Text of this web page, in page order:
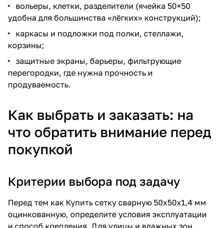
вольеры, клетки, разделители (ячейка 50×50
удобна для большинства «лёгких» конструкций);
каркасы и подложки под полки, стеллажи,
корзины;
защитные экраны, барьеры, фильтрующие
перегородки, где нужна прочность и
продуваемость.
Как выбрать и заказать: на
что обратить внимание перед
покупкой
Критерии выбора под задачу
Перед тем как Купить сетку сварную 50х50х1,4 мм
оцинкованную, определите условия эксплуатации
и способ крепления. Для улицы и влажных зон